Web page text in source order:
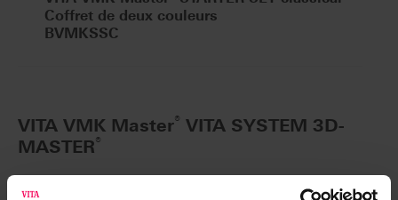
Coffret de deux couleurs
BVMKSSC
VITA VMK Master® VITA SYSTEM 3D-
MASTER®